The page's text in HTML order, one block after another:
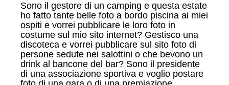
Sono il gestore di un camping e questa estate
ho fatto tante belle foto a bordo piscina ai miei
ospiti e vorrei pubblicare le loro foto in
costume sul mio sito internet? Gestisco una
discoteca e vorrei pubblicare sul sito foto di
persone sedute nei salottini o che bevono un
drink al bancone del bar? Sono il presidente
di una associazione sportiva e voglio postare